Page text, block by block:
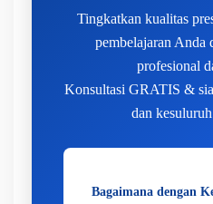
Tingkatkan kualitas
pembelajaran Anda
profesional
Konsultasi GRATIS &
dan
Bagaimana dengan